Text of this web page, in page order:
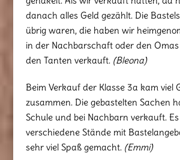
danach alles Geld gezählt. Die
übrig waren, die haben wir
in der Nachbarschaft oder den
den Tanten verkauft. (Bleona)
Beim Verkauf der Klasse 3a kam viel
zusammen. Die gebastelten Sachen
Schule und bei Nachbarn verkauft.
verschiedene Stände mit
sehr viel Spaß gemacht. (Emmi)